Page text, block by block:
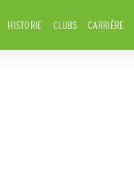
HISTORIE CLUBS CARRIÈRE